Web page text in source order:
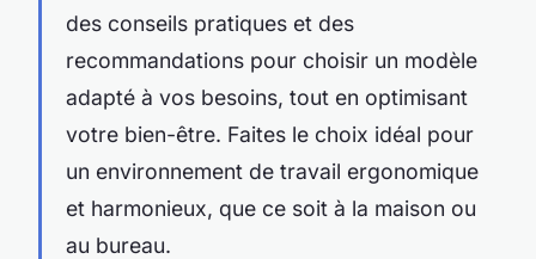
des conseils pratiques et des
recommandations pour choisir un modèle
adapté à vos besoins, tout en optimisant
votre bien-être. Faites le choix idéal pour
un environnement de travail ergonomique
et harmonieux, que ce soit à la maison ou
au bureau.